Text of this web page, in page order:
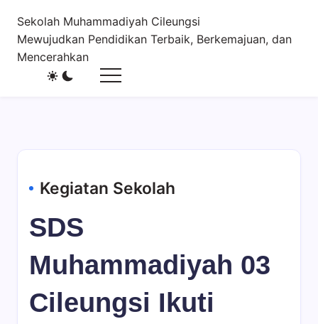
content
Sekolah Muhammadiyah Cileungsi
Mewujudkan Pendidikan Terbaik, Berkemajuan, dan
Mencerahkan
Kegiatan Sekolah
SDS
Muhammadiyah 03
Cileungsi Ikuti